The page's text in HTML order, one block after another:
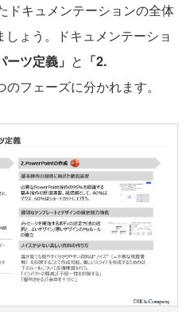
キュメンテーションの全体
ょう。ドキュメンテーショ
ーツ定義」 と 「2.
のフェーズに分かれます。